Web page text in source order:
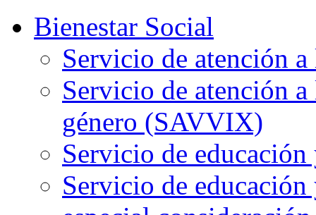
Bienestar Social
Servicio de atención
Servicio de atención
género (SAVVIX)
Servicio de
Servicio de